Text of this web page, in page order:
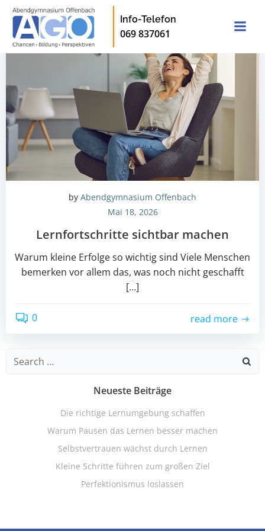
Inhalt
springen
Info-Telefon
069 837061
by Abendgymnasium Offenbach
Mai 18, 2026
Lernfortschritte sichtbar machen
Warum kleine Erfolge so wichtig sind Viele Menschen
bemerken vor allem das, was noch nicht geschafft
[…]
0 read more
Search
Neueste Beiträge
Die richtige Lernumgebung schaffen
Warum Pausen das Lernen besser machen
Selbstvertrauen wächst durch Lernen
Kleine Schritte führen zum großen Ziel
Perfektionismus loslassen